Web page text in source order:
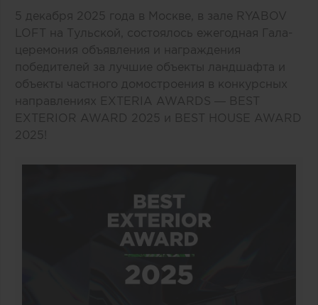
5 декабря 2025 года в Москве, в зале RYABOV
LOFT на Тульской, состоялось ежегодная Гала-
церемония объявления и награждения
победителей за лучшие объекты ландшафта и
объекты частного домостроения в конкурсных
направлениях EXTERIA AWARDS — BEST
EXTERIOR AWARD 2025 и BEST HOUSE AWARD
2025!